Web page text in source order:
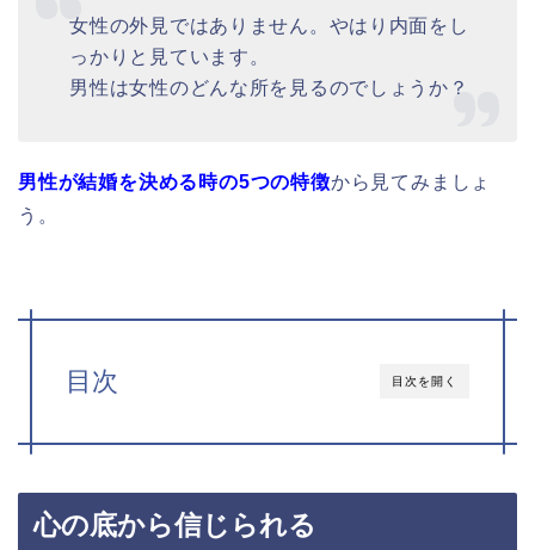
女性の外見ではありません。やはり内面をし
っかりと見ています。
男性は女性のどんな所を見るのでしょうか？
男性が結婚を決める時の5つの特徴から見てみましょ
う。
目次を開く
目次
心の底から信じられる